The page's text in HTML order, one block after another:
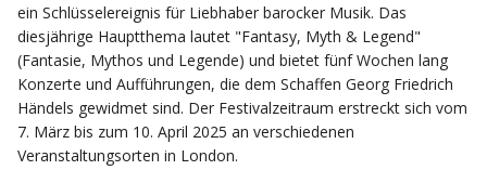
ein Schlüsselereignis für Liebhaber barocker Musik. Das
diesjährige Hauptthema lautet "Fantasy, Myth & Legend"
(Fantasie, Mythos und Legende) und bietet fünf Wochen lang
Konzerte und Aufführungen, die dem Schaffen Georg Friedrich
Händels gewidmet sind. Der Festivalzeitraum erstreckt sich vom
7. März bis zum 10. April 2025 an verschiedenen
Veranstaltungsorten in London.